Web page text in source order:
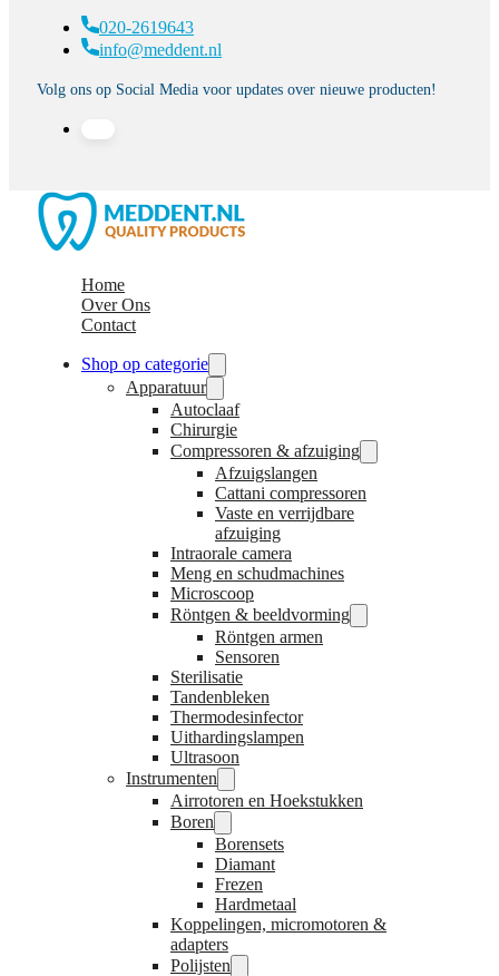
020-2619643
info@meddent.nl
Volg ons op Social Media voor updates over nieuwe producten!
Home
Over Ons
Contact
Shop op categorie
Apparatuur
Autoclaaf
Chirurgie
Compressoren & afzuiging
Afzuigslangen
Cattani compressoren
Vaste en verrijdbare
afzuiging
Intraorale camera
Meng en schudmachines
Microscoop
Röntgen & beeldvorming
Röntgen armen
Sensoren
Sterilisatie
Tandenbleken
Thermodesinfector
Uithardingslampen
Ultrasoon
Instrumenten
Airrotoren en Hoekstukken
Boren
Borensets
Diamant
Frezen
Hardmetaal
Koppelingen, micromotoren &
adapters
Polijsten